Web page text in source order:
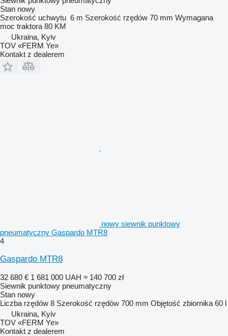
Stan nowy
Szerokość uchwytu 6 m Szerokość rzędów 70 mm Wymagana
moc traktora 80 KM
Ukraina, Kyiv
TOV «FERM Ye»
Kontakt z dealerem
nowy siewnik punktowy
pneumatyczny Gaspardo MTR8
4
Gaspardo MTR8
32 680 € 1 681 000 UAH ≈ 140 700 zł
Siewnik punktowy pneumatyczny
Stan nowy
Liczba rzędów 8 Szerokość rzędów 700 mm Objętość zbiornika 60 l
Ukraina, Kyiv
TOV «FERM Ye»
Kontakt z dealerem